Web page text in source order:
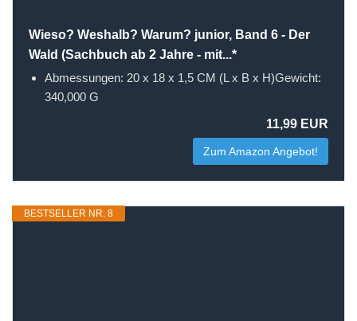
Wieso? Weshalb? Warum? junior, Band 6 - Der
Wald (Sachbuch ab 2 Jahre - mit...*
Abmessungen: 20 x 18 x 1,5 CM (L x B x H)Gewicht:
340,000 G
11,99 EUR
Zum Amazon Angebot!
BESTSELLER NR. 8